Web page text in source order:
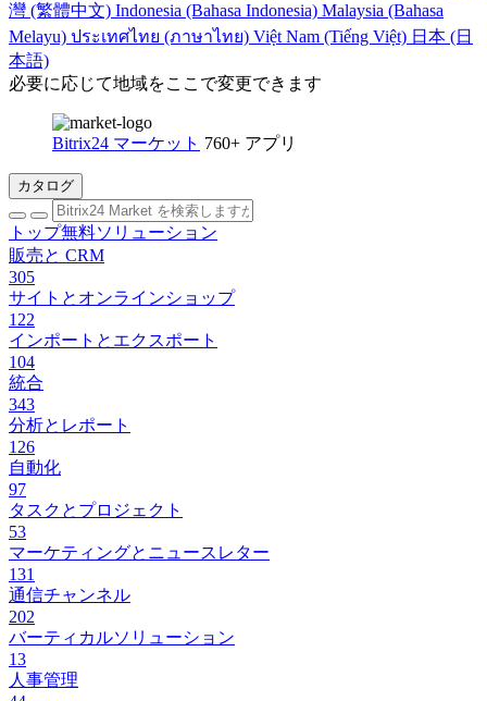
灣 (繁體中文) Indonesia (Bahasa Indonesia) Malaysia (Bahasa
Melayu) ประเทศไทย (ภาษาไทย) Việt Nam (Tiếng Việt) 日本 (日
本語)
必要に応じて地域をここで変更できます
Bitrix24 マーケット 760+ アプリ
カタログ
トップ無料ソリューション
販売と CRM
305
サイトとオンラインショップ
122
インポートとエクスポート
104
統合
343
分析とレポート
126
自動化
97
タスクとプロジェクト
53
マーケティングとニュースレター
131
通信チャンネル
202
バーティカルソリューション
13
人事管理